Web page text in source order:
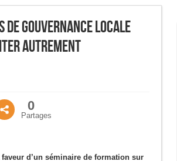
gouvernance locale
autrement
0
Partages
faveur d’un séminaire de formation sur